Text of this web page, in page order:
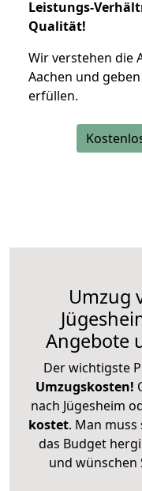
Leistungs-
Qualität!
Wir verstehen die
Aachen und
erfüllen.
Umzug
Angebote
Der wichtigste
Umzugskosten!
nach Jügesheim
kostet. Man muss
das Budget
und wünschen